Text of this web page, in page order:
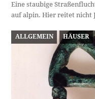
Eine staubige
auf alpin. Hier reitet nicht
ALLGEMEIN HÄUSER